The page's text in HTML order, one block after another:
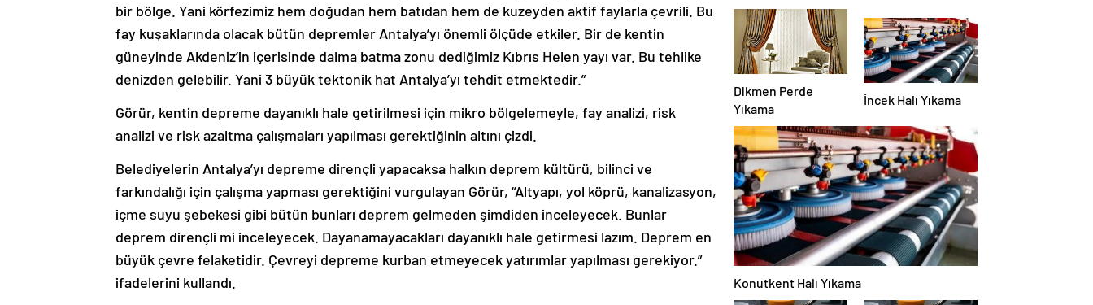
bir bölge. Yani körfezimiz hem doğudan hem batıdan hem de kuzeyden aktif faylarla çevrili. Bu
fay kuşaklarında olacak bütün depremler Antalya’yı önemli ölçüde etkiler. Bir de kentin
güneyinde Akdeniz’in içerisinde dalma batma zonu dediğimiz Kıbrıs Helen yayı var. Bu tehlike
denizden gelebilir. Yani 3 büyük tektonik hat Antalya’yı tehdit etmektedir.”
Görür, kentin depreme dayanıklı hale getirilmesi için mikro bölgelemeyle, fay analizi, risk
analizi ve risk azaltma çalışmaları yapılması gerektiğinin altını çizdi.
Belediyelerin Antalya’yı depreme dirençli yapacaksa halkın deprem kültürü, bilinci ve
farkındalığı için çalışma yapması gerektiğini vurgulayan Görür, “Altyapı, yol köprü, kanalizasyon,
içme suyu şebekesi gibi bütün bunları deprem gelmeden şimdiden inceleyecek. Bunlar
deprem dirençli mi inceleyecek. Dayanamayacakları dayanıklı hale getirmesi lazım. Deprem en
büyük çevre felaketidir. Çevreyi depreme kurban etmeyecek yatırımlar yapılması gerekiyor.”
ifadelerini kullandı.
Dikmen Perde
Yıkama
İncek Halı Yıkama
Konutkent Halı Yıkama